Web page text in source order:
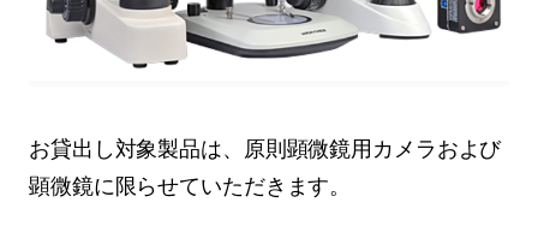
お貸出し対象製品は、原則顕微鏡用カメラおよび
顕微鏡に限らせていただきます。